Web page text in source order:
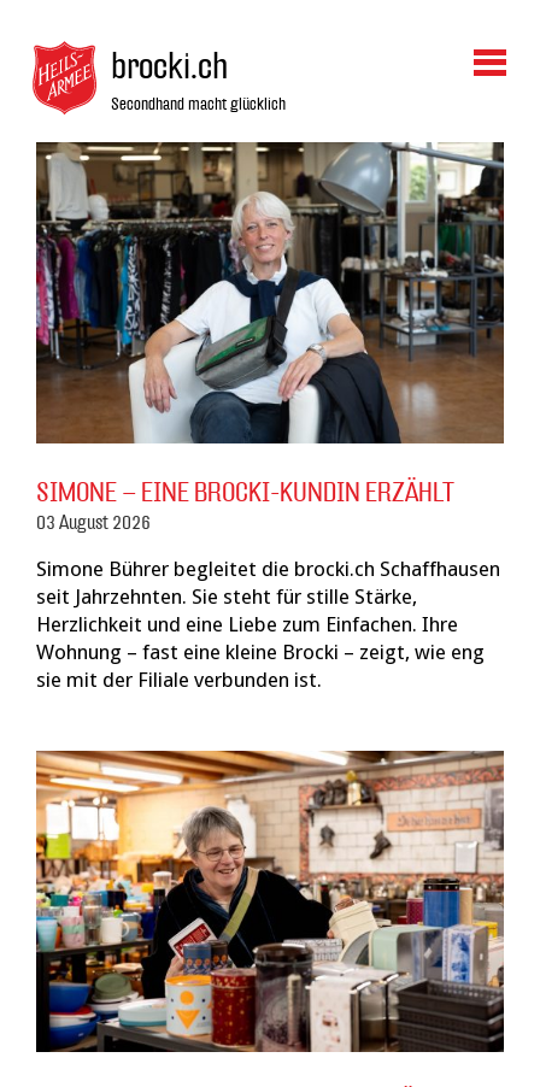
brocki.ch
Secondhand macht glücklich
SIMONE – EINE BROCKI-KUNDIN ERZÄHLT
03 August 2026
Simone Bührer begleitet die brocki.ch Schaffhausen
seit Jahrzehnten. Sie steht für stille Stärke,
Herzlichkeit und eine Liebe zum Einfachen. Ihre
Wohnung – fast eine kleine Brocki – zeigt, wie eng
sie mit der Filiale verbunden ist.